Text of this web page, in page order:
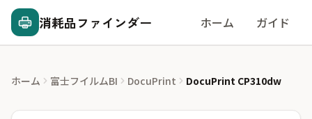
消耗品ファインダー ホーム ガイド
ホーム 富士フイルムBI DocuPrint DocuPrint CP310dw